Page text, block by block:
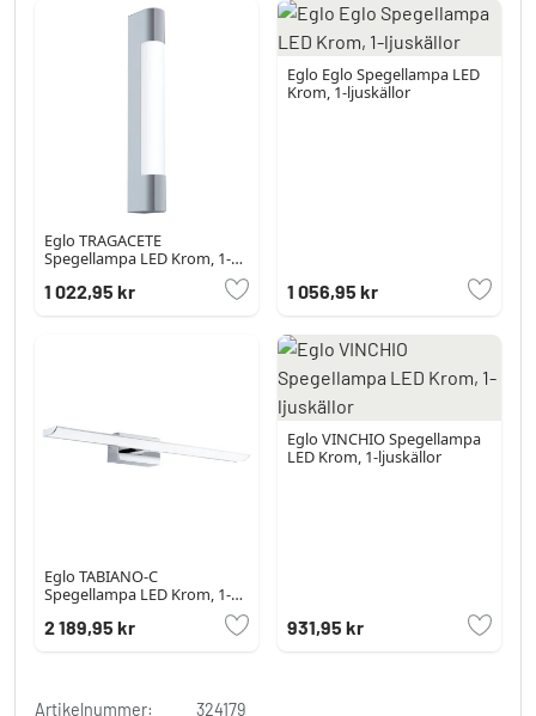
Eglo TRAGACETE
Spegellampa LED Krom, 1-
1 022,95 kr
Eglo Eglo Spegellampa LED
Krom, 1-ljuskällor
1 056,95 kr
Eglo TABIANO-C
Spegellampa LED Krom, 1-
2 189,95 kr
Eglo VINCHIO Spegellampa
LED Krom, 1-ljuskällor
931,95 kr
Artikelnummer: 324179